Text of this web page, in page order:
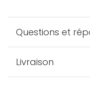
Questions et
Livraison